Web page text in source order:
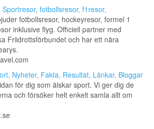
fotbollsresor, f1resor,
fotbollsresor, hockeyresor, formel 1
inklusive flyg. Officiell partner med
Friidrottsförbundet och har ett nära
Nyheter, Fakta, Resultat, Länkar, Bloggar
för dig som älskar sport. Vi ger dig de
och försöker helt enkelt samla allt om